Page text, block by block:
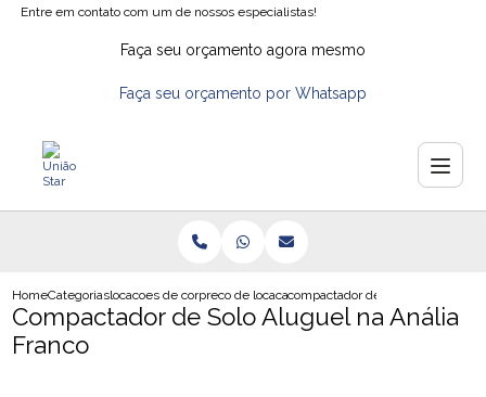
Entre em contato com um de nossos especialistas!
Faça seu orçamento agora mesmo
Faça seu orçamento por Whatsapp
HomeCategoriaslocacoes de compactadores de solo
preco de locacao de compactador
compactador de solo aluguel na
Compactador de Solo Aluguel na Anália
Franco